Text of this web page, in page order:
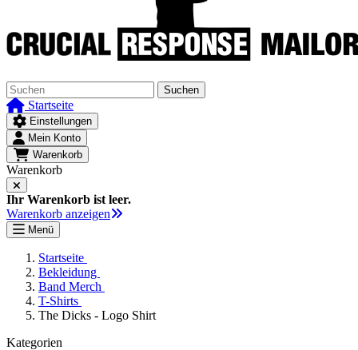
Suchen
Startseite
Einstellungen
Mein Konto
Warenkorb
Warenkorb
Ihr Warenkorb ist leer.
Warenkorb anzeigen
Menü
Startseite
Bekleidung
Band Merch
T-Shirts
The Dicks - Logo Shirt
Kategorien